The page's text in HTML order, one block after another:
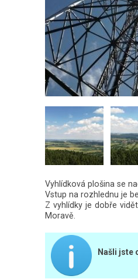
Vyhlídková plošina se
Vstup na rozhlednu je
Z vyhlídky je dobře
Moravě.
Našli jste